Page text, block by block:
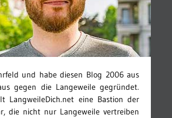
und habe diesen Blog 2006 aus
gegen die Langeweile gegründet.
LangweileDich.net eine Bastion der
die nicht nur Langeweile vertreiben